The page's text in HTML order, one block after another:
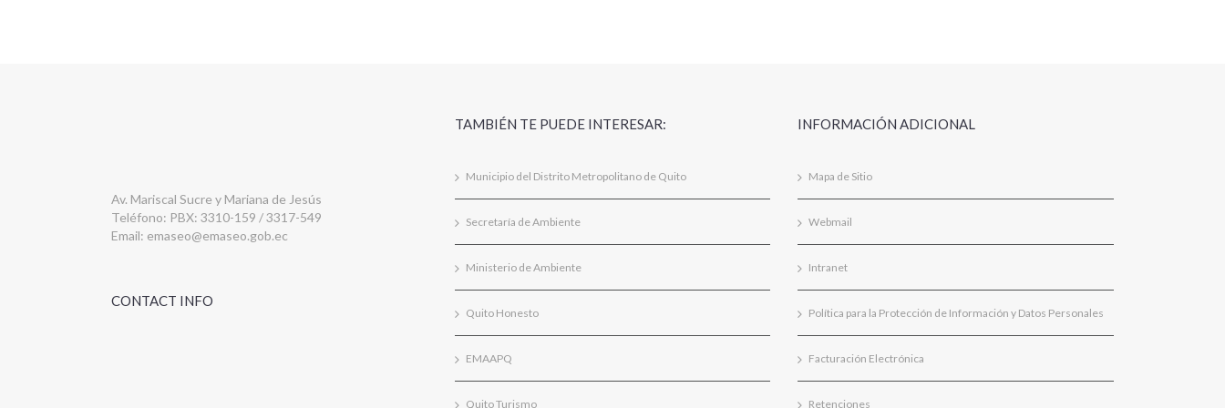
Av. Mariscal Sucre y Mariana de Jesús
Teléfono: PBX: 3310-159 / 3317-549
Email: emaseo@emaseo.gob.ec
CONTACT INFO
TAMBIÉN TE PUEDE INTERESAR:
Municipio del Distrito Metropolitano de Quito
Secretaría de Ambiente
Ministerio de Ambiente
Quito Honesto
EMAAPQ
Quito Turismo
INFORMACIÓN ADICIONAL
Mapa de Sitio
Webmail
Intranet
Política para la Protección de Información y Datos Personales
Facturación Electrónica
Retenciones